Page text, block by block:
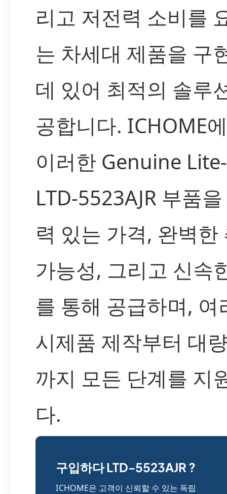
리고 저전력 소비를
는 차세대 제품을 구
데 있어 최적의 솔루
공합니다. ICHOME
이러한 Genuine
LTD-5523AJR 부품
력 있는 가격, 완벽한
가능성, 그리고 신속
를 통해 공급하며, 여
시제품 제작부터 대
까지 모든 단계를 지
다.
구입하다 LTD-5523AJR ?
ICHOME은 고객이 신뢰할 수 있는 독립